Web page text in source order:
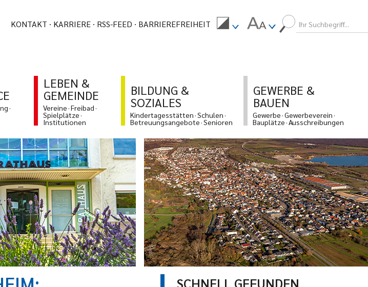
KONTAKT KARRIERE RSS-FEED BARRIEREFREIHEIT
LEBEN &
GEMEINDE
Vereine Freibad
Spielplätze
Institutionen
BILDUNG &
SOZIALES
Kindertagesstätten Schulen
Betreuungsangebote Senioren
GEWERBE &
BAUEN
Gewerbe Gewerbeverein
Bauplätze Ausschreibungen
SCHNELL GEFUNDEN